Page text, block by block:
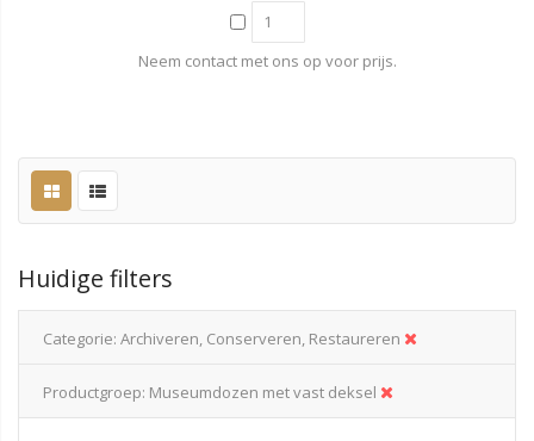
Neem contact met ons op voor prijs.
Huidige filters
Categorie Archiveren, Conserveren, Restaureren
Productgroep Museumdozen met vast deksel